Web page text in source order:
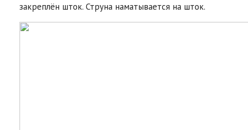
закреплён шток. Струна наматывается на шток.